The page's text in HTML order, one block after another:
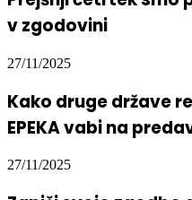
Prejšnji četrtek smo
v zgodovini
Kako druge države
EPEKA vabi na